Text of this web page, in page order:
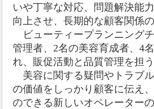
いや丁寧な対応、問題解決能
向上させ、長期的な顧客関係
ビューティープランニング
管理者、2名の美容育成者、4
れ、販促活動と品質管理を担
美容に関する疑問やトラブ
の価値をしっかり顧客に伝え
のできる新しいオペレーター